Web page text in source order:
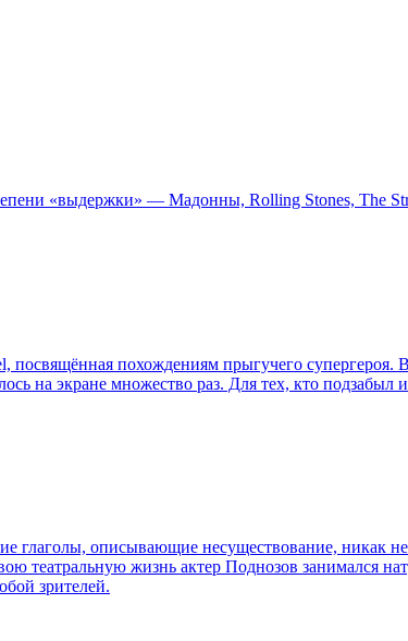
«выдержки» — Мадонны, Rolling Stones, The
похождениям прыгучего
на экране множество раз. Для тех, кто подзабыл
глаголы, описывающие несуществование, никак
театральную жизнь актер Поднозов занимался
зрителей.